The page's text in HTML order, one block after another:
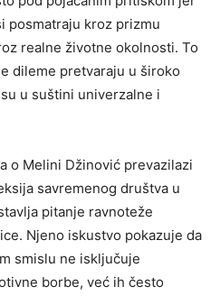
posmatraju kroz prizmu
realne životne okolnosti. To
dileme pretvaraju u široko
u suštini univerzalne i
o Melini Džinović prevazilazi
savremenog društva u
pitanje ravnoteže
Njeno iskustvo pokazuje da
smislu ne isključuje
borbe, već ih često